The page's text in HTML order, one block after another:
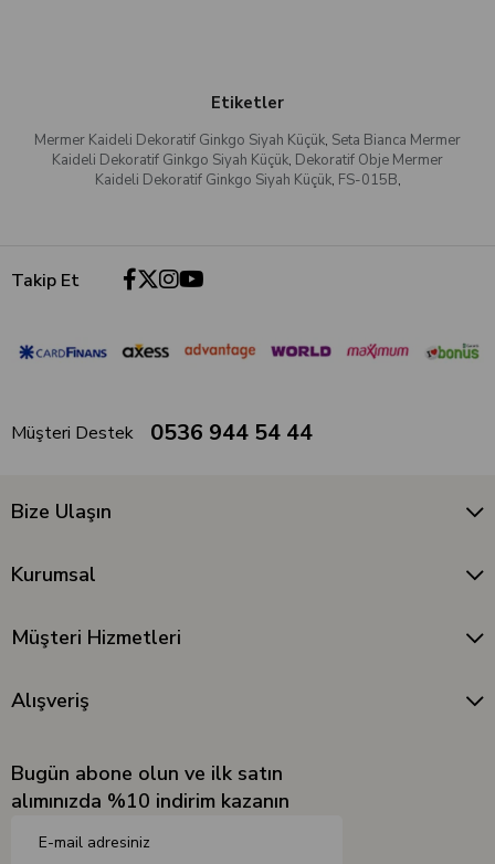
Etiketler
Mermer Kaideli Dekoratif Ginkgo Siyah Küçük, Seta Bianca Mermer
Kaideli Dekoratif Ginkgo Siyah Küçük, Dekoratif Obje Mermer
Kaideli Dekoratif Ginkgo Siyah Küçük, FS-015B,
Takip Et
Müşteri Destek 0536 944 54 44
Bize Ulaşın
Kurumsal
Müşteri Hizmetleri
Alışveriş
Bugün abone olun ve ilk satın
alımınızda %10 indirim kazanın